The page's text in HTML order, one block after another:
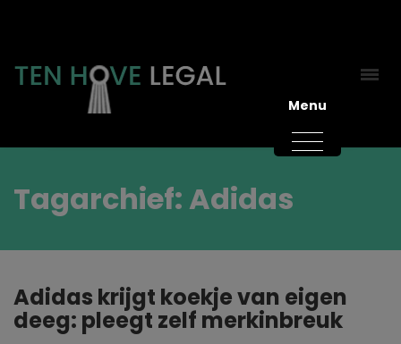
Tagarchief: Adidas
Adidas krijgt koekje van eigen
deeg: pleegt zelf merkinbreuk
Menu